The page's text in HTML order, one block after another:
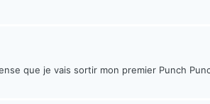
que je vais sortir mon premier Punch